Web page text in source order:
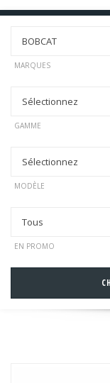
BOBCAT
MARQUES
Sélectionnez
GAMME
Sélectionnez
MODÈLE
Tous
EN PROMO